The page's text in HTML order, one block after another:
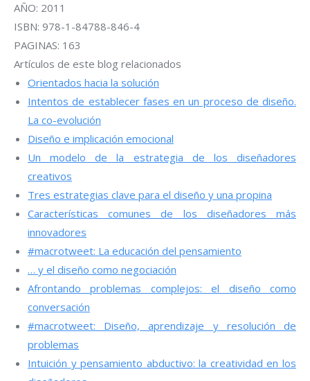
AÑO: 2011
ISBN: 978-1-84788-846-4
PAGINAS: 163
Artículos de este blog relacionados
Orientados hacia la solución
Intentos de establecer fases en un proceso de diseño.
La co-evolución
Diseño e implicación emocional
Un modelo de la estrategia de los diseñadores
creativos
Tres estrategias clave para el diseño y una propina
Características comunes de los diseñadores más
innovadores
#macrotweet: La educación del pensamiento
… y el diseño como negociación
Afrontando problemas complejos: el diseño como
conversación
#macrotweet: Diseño, aprendizaje y resolución de
problemas
Intuición y pensamiento abductivo: la creatividad en los